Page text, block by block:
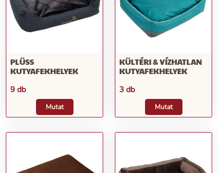
PLÜSS
KUTYAFEKHELYEK
9 db
Mutat
KÜLTÉRI & VÍZHATLAN
KUTYAFEKHELYEK
3 db
Mutat